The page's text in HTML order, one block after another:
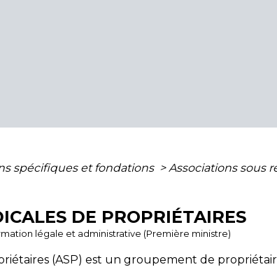
spécifiques et fondations > Associations sous
DE PROPRIÉTAIRES
légale et administrative (Première ministre)
(ASP) est un groupement de